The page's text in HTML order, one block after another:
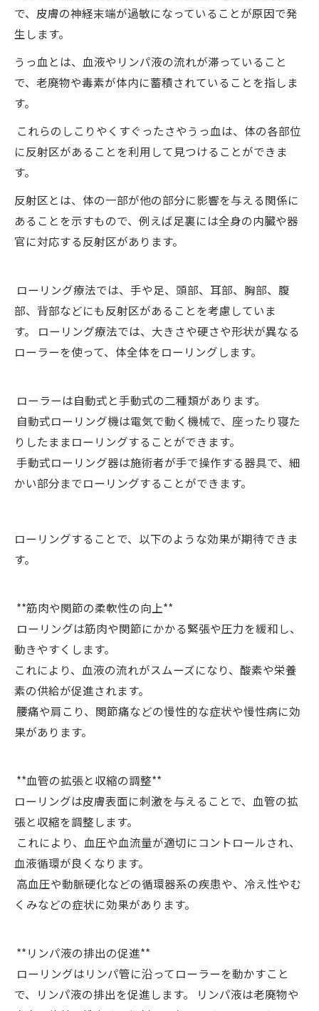
で、皮膚の神経末端が過敏になっていることが原因で発
生します。
うっ血とは、血液やリンパ液の流れが滞っていること
で、老廃物や毒素が体内に蓄積されていることを指しま
す。
これらのしこりやくすぐったさやうっ血は、体の各部位
に反射区があることを利用して見つけることができま
す。
反射区とは、体の一部が他の部分に影響を与える関係に
あることを示すもので、例えば足裏には全身の内臓や器
官に対応する反射区があります。
ローリング療法では、手や足、頭部、耳部、胸部、腹
部、背部などにも反射区があることを考慮していま
す。 ローリング療法では、大きさや硬さや形状が異なる
ローラーを使って、体全体をローリングします。
ローラーは自動式と手動式の二種類があります。
自動式ローリング機は電気で動く機械で、座ったり寝た
りしたままローリングすることができます。
手動式ローリング器は施術者が手で操作する器具で、細
かい部分までローリングすることができます。
ローリングすることで、以下のような効果が期待できま
す。
**筋肉や関節の柔軟性の向上**
ローリングは筋肉や関節にかかる緊張や圧力を緩和し、
動きやすくします。
これにより、血液の流れがスムーズになり、酸素や栄養
素の供給が促進されます。
腰痛や肩こり、関節痛などの慢性的な症状や慢性病に効
果があります。
**血管の拡張と収縮の調整**
ローリングは皮膚表面に刺激を与えることで、血管の拡
張と収縮を調整します。
これにより、血圧や血流量が適切にコントロールされ、
血液循環が良くなります。
高血圧や動脈硬化などの循環器系の疾患や、冷え性やむ
くみなどの症状に効果があります。
**リンパ液の排出の促進**
ローリングはリンパ管に沿ってローラーを動かすこと
で、リンパ液の排出を促進します。 リンパ液は老廃物や